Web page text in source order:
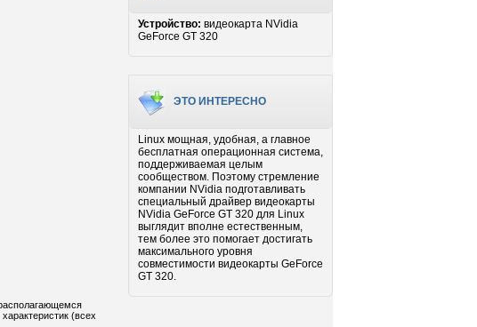
(всех
Устройство: видеокарта NVidia
GeForce GT 320
ЭТО ИНТЕРЕСНО
Linux мощная, удобная, а главное
бесплатная операционная система,
поддерживаемая целым
сообществом. Поэтому стремление
компании NVidia подготавливать
специальный драйвер видеокарты
NVidia GeForce GT 320 для Linux
выглядит вполне естественным,
тем более это помогает достигать
максимального уровня
совместимости видеокарты GeForce
GT 320.